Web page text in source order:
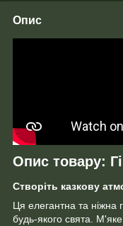
Опис
Опис товару:
Створіть казкову
Ця елегантна та ніжна
будь-якого свята.